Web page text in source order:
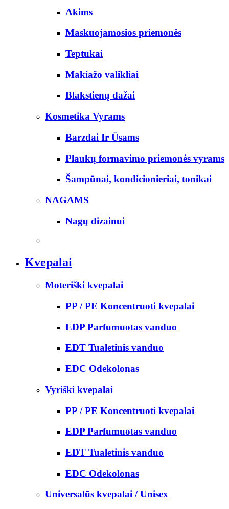
Akims
Maskuojamosios priemonės
Teptukai
Makiažo valikliai
Blakstienų dažai
Kosmetika Vyrams
Barzdai Ir Ūsams
Plaukų formavimo priemonės vyrams
Šampūnai, kondicionieriai, tonikai
NAGAMS
Nagų dizainui
Kvepalai
Moteriški kvepalai
PP / PE Koncentruoti kvepalai
EDP Parfumuotas vanduo
EDT Tualetinis vanduo
EDC Odekolonas
Vyriški kvepalai
PP / PE Koncentruoti kvepalai
EDP Parfumuotas vanduo
EDT Tualetinis vanduo
EDC Odekolonas
Universalūs kvepalai / Unisex